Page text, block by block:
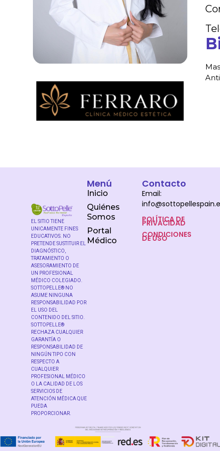
EL SITIO TIENE
UNICAMENTE FINES
EDUCATIVOS. NO
PRETENDE SUSTITUIR EL
DIAGNÓSTICO,
TRATAMIENTO O
ASESORAMIENTO DE
UN PROFESIONAL
MÉDICO COLEGIADO.
SOTTOPELLE® NO
ASUME NINGUNA
RESPONSABILIDAD POR
EL USO DEL
CONTENIDO DEL SITIO.
SOTTOPELLE®
RECHAZA CUALQUIER
GARANTÍA O
RESPONSABILIDAD DE
NINGÚN TIPO CON
RESPECTO A
CUALQUIER
PROFESIONAL MÉDICO
O LA CALIDAD DE LOS
SERVICIOS DE
ATENCIÓN MÉDICA QUE
PUEDA
PROPORCIONAR.
Menú
Inicio
Quiénes
Somos
Portal
Médico
Contacto
Email:
POLÍTICA DE
PRIVACIDAD
CONDICIONES
DE USO